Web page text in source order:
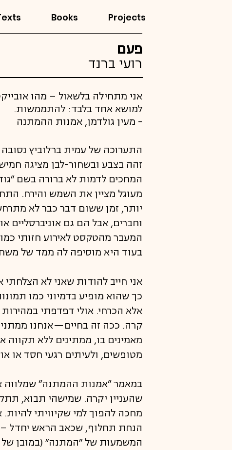
Books Projects
פעם
רועי ברנד
אני מתחילה בלשאול – מהו
למושא אחד בלבד: להתממשות.
- מעין גולדמן, אמנות ההמתנה
התערוכה של עמית ברלוביץ
זהה בצבע ובשחור-לבן מציגה
המחכים לדמות לא ברורה בשם
מעוגל מציין את השמש והירח.
יותר, זמן ששום דבר כבר לא
וחברים, אבל הם גם אוניברסליים
המעבר מהטקסט לאירוע חזותי
בעוד היא מוסיפה לה ממד של
אני חייב להודות שאני לא
כך שהוא מופיע בדמיוני כמו
אלא הכרחי. אולי דפדפתי
קרה. ככה זה בחיים—אנחנו
מאמינים בו, ממתינים ללא
מטופשים, ולעיתים רגעי חסד או
במאמר ״אמנות ההמתנה״ שמלווה
שהעניין יקרה. שמישהי תבוא,
מחכה להפוך למי שקיוויתי
הנחת תחלוף, שכאב הראש יחדל –